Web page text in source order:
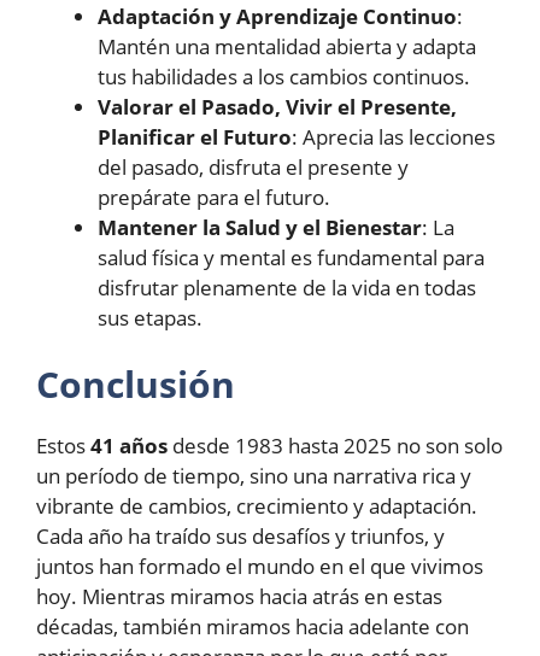
Adaptación y Aprendizaje Continuo:
Mantén una mentalidad abierta y adapta
tus habilidades a los cambios continuos.
Valorar el Pasado, Vivir el Presente,
Planificar el Futuro: Aprecia las lecciones
del pasado, disfruta el presente y
prepárate para el futuro.
Mantener la Salud y el Bienestar: La
salud física y mental es fundamental para
disfrutar plenamente de la vida en todas
sus etapas.
Conclusión
Estos41 años desde 1983 hasta 2025 no son solo
un período de tiempo, sino una narrativa rica y
vibrante de cambios, crecimiento y adaptación.
Cada año ha traído sus desafíos y triunfos, y
juntos han formado el mundo en el que vivimos
hoy. Mientras miramos hacia atrás en estas
décadas, también miramos hacia adelante con